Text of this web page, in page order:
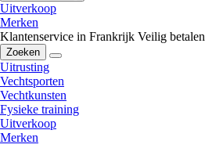
Uitverkoop
Merken
Klantenservice in Frankrijk Veilig betalen
Zoeken
Uitrusting
Vechtsporten
Vechtkunsten
Fysieke training
Uitverkoop
Merken